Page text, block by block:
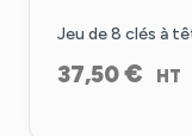
Jeu de 8 clés à
37,50€ HT